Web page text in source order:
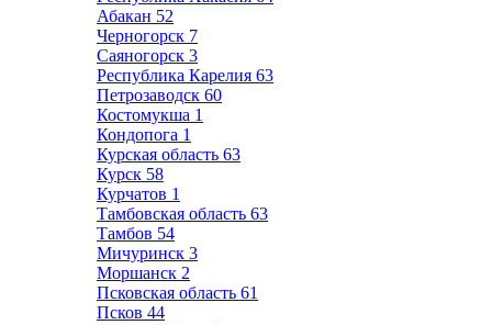
Абакан 52
Черногорск 7
Саяногорск 3
Республика Карелия 63
Петрозаводск 60
Костомукша 1
Кондопога 1
Курская область 63
Курск 58
Курчатов 1
Тамбовская область 63
Тамбов 54
Мичуринск 3
Моршанск 2
Псковская область 61
Псков 44